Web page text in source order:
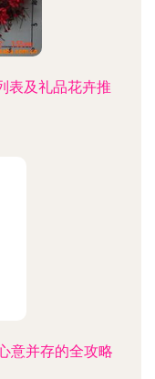
表及礼品花卉推
意并存的全攻略